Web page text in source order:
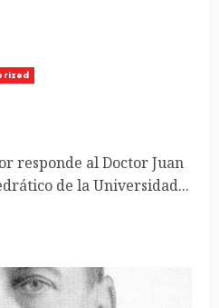
responde al Doctor Juan
de la Universidad...